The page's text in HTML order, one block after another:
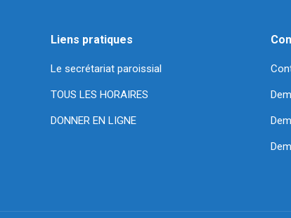
Liens pratiques
Le secrétariat paroissial
TOUS LES HORAIRES
DONNER EN LIGNE